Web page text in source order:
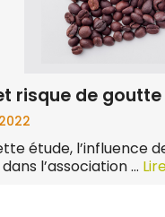
risque de goutte
étude, l’influence
l’association …